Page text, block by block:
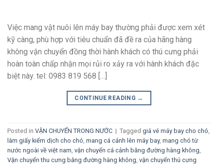
Việc mang vật nuôi lên máy bay thường phải được xem xét
kỹ càng, phù hợp với tiêu chuẩn đã đề ra của hãng hàng
không vận chuyển đồng thời hành khách có thú cưng phải
hoàn toàn chấp nhận mọi rủi ro xảy ra với hành khách đặc
biệt này. tel: 0983 819 568 […]
CONTINUE READING →
Posted in VẬN CHUYỂN TRONG NƯỚC | Tagged giá vé máy bay cho chó
làm giấy kiểm dịch cho chó mang cá cảnh lên máy bay, mang chó từ
nước ngoài về việt nam vận chuyển cá cảnh bằng đường hàng không
Vận chuyển thu cưng bằng đường hàng không vận chuyển thú cưng